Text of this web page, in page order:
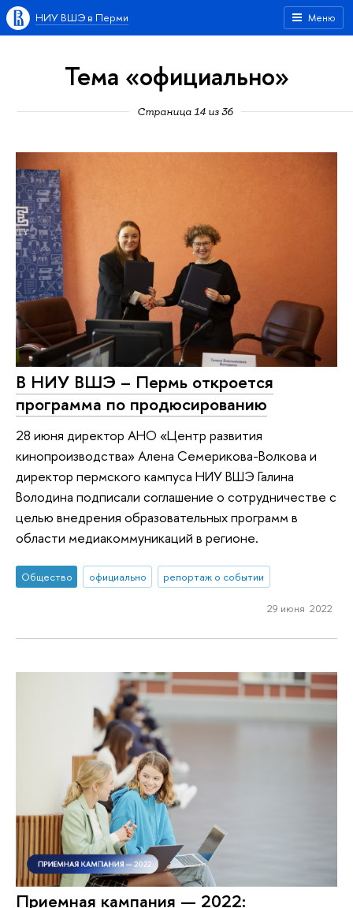
Меню
НИУ ВШЭ в Перми
Тема «официально»
Страница 14 из 36
В НИУ ВШЭ – Пермь откроется
программа по продюсированию
28 июня директор АНО «Центр развития
кинопроизводства» Алена Семерикова-Волкова и
директор пермского кампуса НИУ ВШЭ Галина
Володина подписали соглашение о сотрудничестве с
целью внедрения образовательных программ в
области медиакоммуникаций в регионе.
Общество официально репортаж о событии
29 июня 2022
Приемная кампания — 2022: